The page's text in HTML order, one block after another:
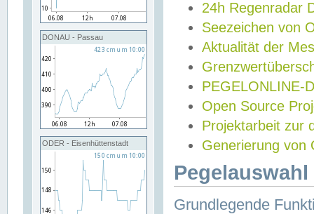
DONAU - Passau
ODER - Eisenhüttenstadt
24h Regenradar
Seezeichen von
Aktualität der
PEGELONLINE-
Open Source
Projektarbeit zur
Generierung von
Grundlegende